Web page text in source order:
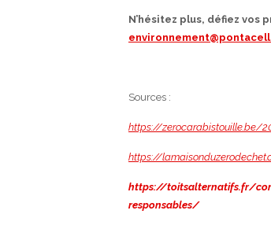
N’hésitez plus, défiez vos
Sources :
https://zerocarabistouille.be/
https://
https://toitsalternatifs.fr/
responsables/